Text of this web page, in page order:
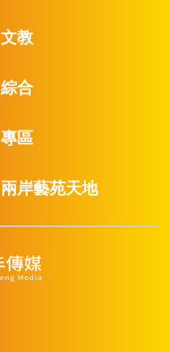
文教
綜合
專區
兩岸藝苑天地